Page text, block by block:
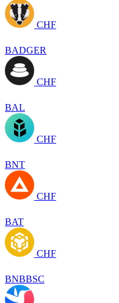
CHF
BADGER
CHF
BAL
CHF
BNT
CHF
BAT
CHF
BNBBSC